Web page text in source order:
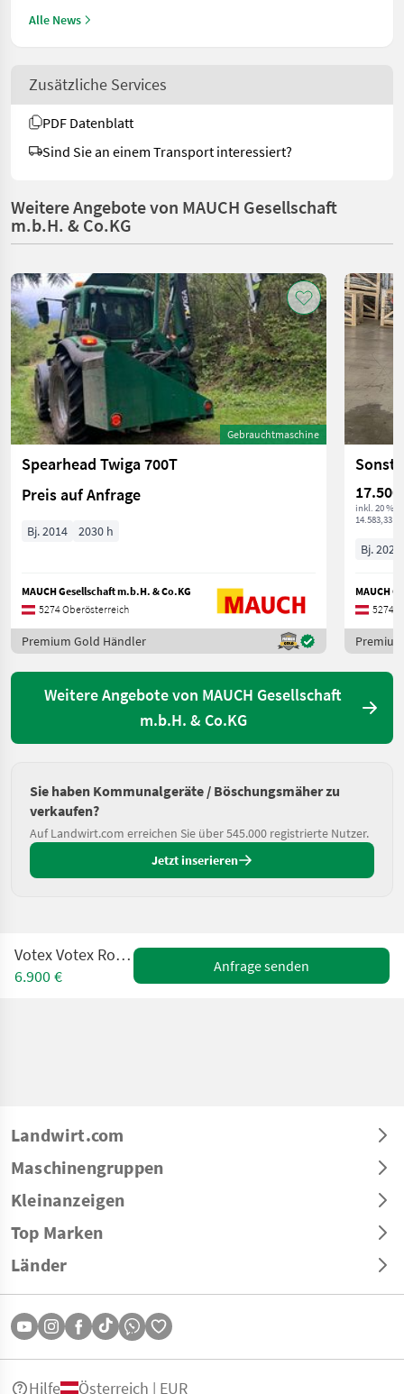
Alle News
Zusätzliche Services
PDF Datenblatt
Sind Sie an einem Transport interessiert?
Weitere Angebote von MAUCH Gesellschaft
m.b.H. & Co.KG
Gebrauchtmaschine
Spearhead Twiga 700T
Preis auf Anfrage
Bj. 2014 2030 h
MAUCH Gesellschaft m.b.H. & Co.KG
5274 Oberösterreich
Premium Gold Händler
17.500
inkl. 20 %
14.583,33 €
Bj. 2024
MAUCH
5274
Weitere Angebote von MAUCH Gesellschaft
m.b.H. & Co.KG
Sie haben Kommunalgeräte / Böschungsmäher zu
verkaufen?
Auf Landwirt.com erreichen Sie über 545.000 registrierte Nutzer.
Jetzt inserieren
Votex Votex Roadflex 1900
6.900 €
Anfrage senden
Landwirt.com
Maschinengruppen
Kleinanzeigen
Top Marken
Länder
Hilfe Österreich | EUR